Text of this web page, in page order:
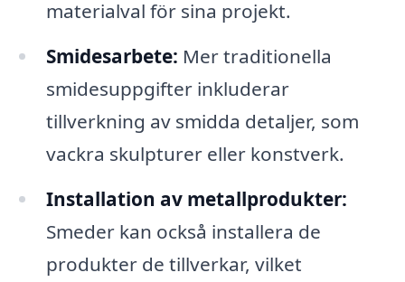
materialval för sina projekt.
Smidesarbete: Mer traditionella
smidesuppgifter inkluderar
tillverkning av smidda detaljer, som
vackra skulpturer eller konstverk.
Installation av metallprodukter:
Smeder kan också installera de
produkter de tillverkar, vilket